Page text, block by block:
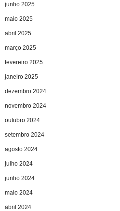
junho 2025
maio 2025
abril 2025
março 2025
fevereiro 2025
janeiro 2025
dezembro 2024
novembro 2024
outubro 2024
setembro 2024
agosto 2024
julho 2024
junho 2024
maio 2024
abril 2024